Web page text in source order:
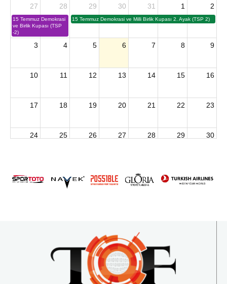
27
15 Temmuz Demokrasi
ve Birlik Kupası (TSP
-2)
28 29
15 Temmuz Demokrasi ve Milli Birlik Kupası 2. Ayak (TSP 2)
30 31 1 2
3 4 5 6 7 8 9
10 11 12 13 14 15 16
17 18 19 20 21 22 23
24 25 26 27 28 29 30